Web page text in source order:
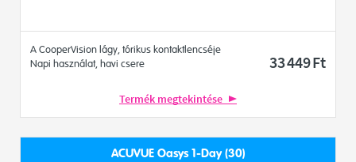
A CooperVision lágy, tórikus kontaktlencséje
Napi használat, havi csere
33 449Ft
Termék megtekintése
ACUVUE Oasys 1-Day (30)